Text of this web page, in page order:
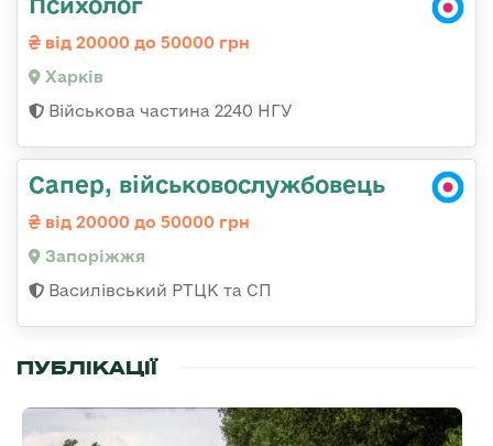
від 20000 до 50000 грн
Харків
Військова частина 2240 НГУ
Сапер, військовослужбовець
від 20000 до 50000 грн
Запоріжжя
Василівський РТЦК та СП
ПУБЛІКАЦІЇ